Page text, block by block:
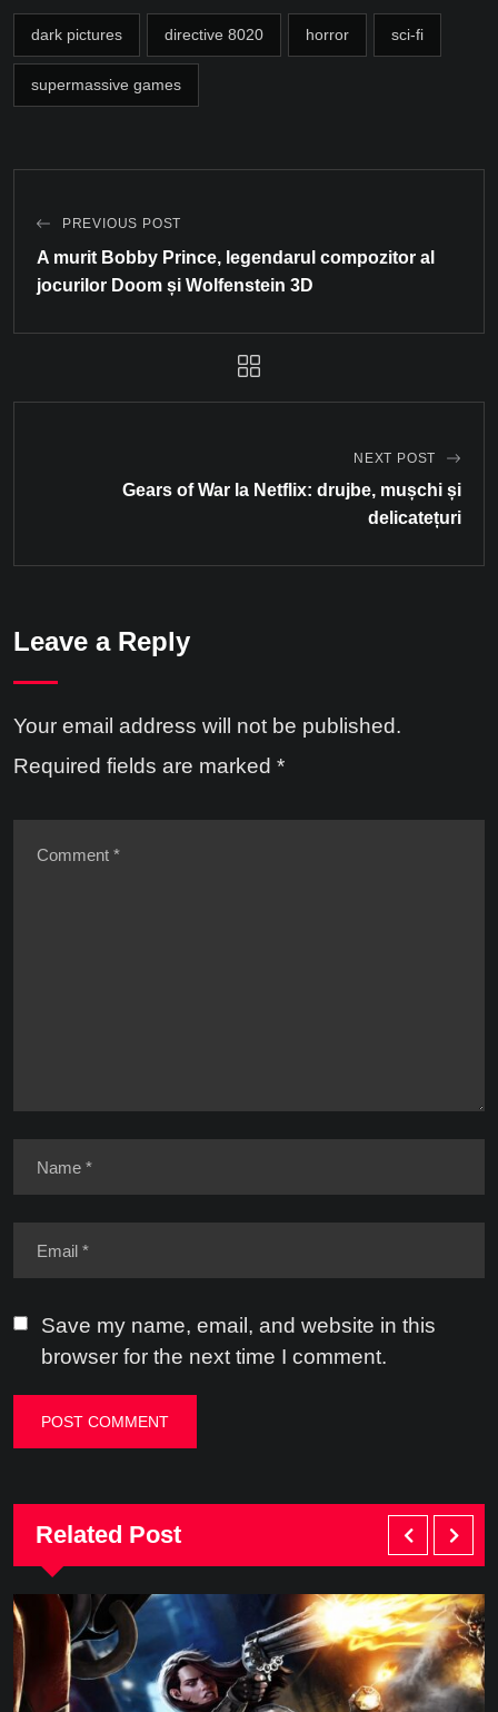
dark pictures directive 8020 horror sci-fi
supermassive games
PREVIOUS POST
A murit Bobby Prince, legendarul compozitor al
jocurilor Doom și Wolfenstein 3D
NEXT POST
Gears of War la Netflix: drujbe, mușchi și
delicatețuri
Leave a Reply
Your email address will not be published.
Required fields are marked *
Save my name, email, and website in this
browser for the next time I comment.
Related Post